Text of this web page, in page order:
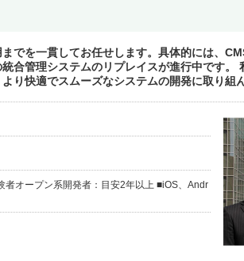
でを一貫してお任せします。具体的には、
合管理システムのリプレイスが進行中です。
り快適でスムーズなシステムの開発に取り組
オープン系開発者：目安2年以上 ■iOS、Andr